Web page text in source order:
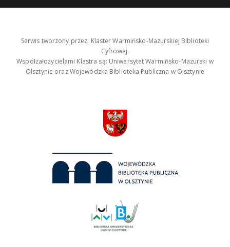
Serwis tworzony przez: Klaster Warmińsko-Mazurskiej Biblioteki
Cyfrowej.
Współzałożycielami Klastra są: Uniwersytet Warmińsko-Mazurski w
Olsztynie oraz Wojewódzka Biblioteka Publiczna w Olsztynie